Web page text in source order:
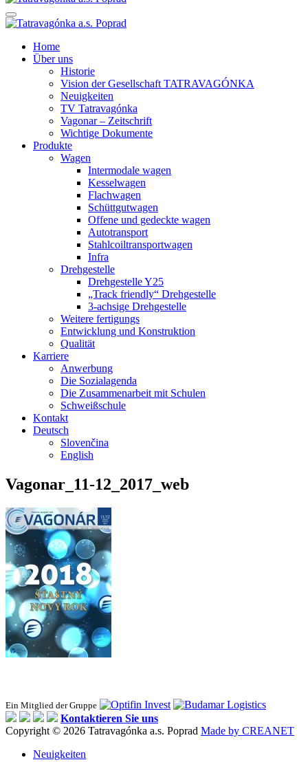
Home
Über uns
Historie
Vision der Gesellschaft TATRAVAGÓNKA
Neuigkeiten
TV Tatravagónka
Vagonar – Zeitschrift
Wichtige Dokumente
Produkte
Wagen
Intermodale wagen
Kesselwagen
Flachwagen
Schüttgutwagen
Offene und gedeckte wagen
Autotransport
Stahlcoiltransportwagen
Infra
Drehgestelle
Drehgestelle Y25
„Track friendly“ Drehgestelle
3-achsige Drehgestelle
Weitere fertigungs
Entwicklung und Konstruktion
Qualität
Karriere
Anwerbung
Die Sozialagenda
Die Zusammenarbeit mit Schulen
Schweißschule
Kontakt
Deutsch
Slovenčina
English
Vagonar_11-12_2017_web
Ein Mitglied der Gruppe
Kontaktieren Sie uns
Copyright © 2026 Tatravagónka a.s. Poprad Made by CREANET
Neuigkeiten